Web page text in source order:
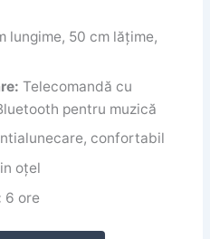
lungime, 50 cm lățime,
Telecomandă cu
pentru muzică
confortabil
oțel
6 ore